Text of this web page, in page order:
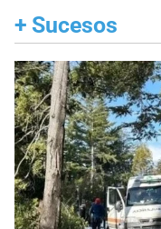
+ Sucesos